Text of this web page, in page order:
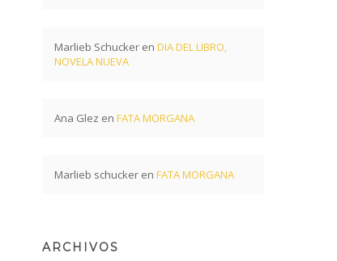
Marlieb Schucker enDIA DEL LIBRO,
NOVELA NUEVA
Ana Glez enFATA MORGANA
Marlieb schucker enFATA MORGANA
ARCHIVOS